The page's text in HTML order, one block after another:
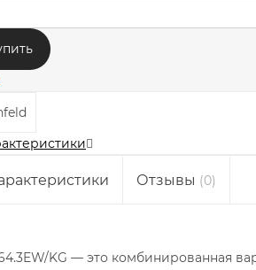
Отзывы (0)
KG — это комбинированная